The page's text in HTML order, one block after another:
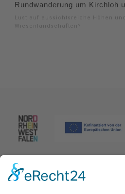
Rundwanderung um Kirchloh
Lust auf aussichtsreiche Höhen
Wiesenlandschaften?